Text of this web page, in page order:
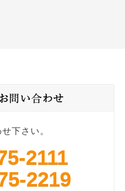
下さい。
2111
2219